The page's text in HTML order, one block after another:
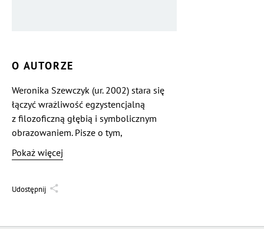
O AUTORZE
Weronika Szewczyk (ur. 2002) stara się
łączyć wrażliwość egzystencjalną
z filozoficzną głębią i symbolicznym
obrazowaniem. Pisze o tym,
co niewygodne, przemilczane,
rozpadające się — i o tym, co się z tego
i matematyczka, po godzinach
Pokaż więcej
Udostępnij